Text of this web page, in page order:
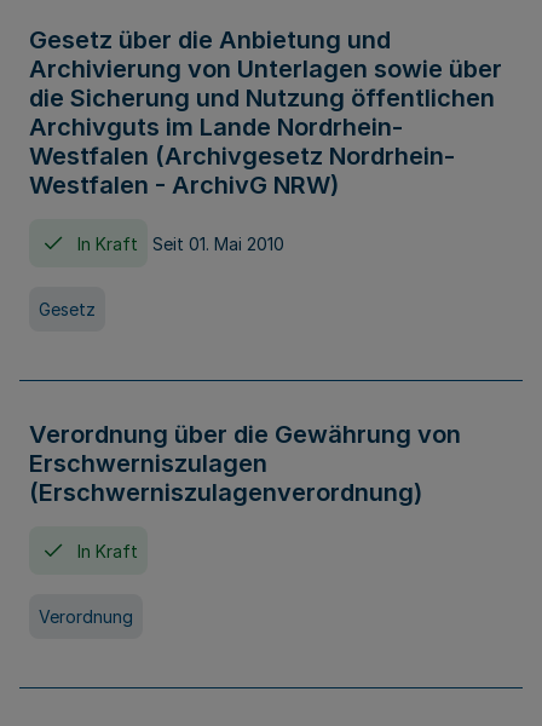
Gesetz über die Anbietung und
Archivierung von Unterlagen sowie über
die Sicherung und Nutzung öffentlichen
Archivguts im Lande Nordrhein-
Westfalen (Archivgesetz Nordrhein-
Westfalen - ArchivG NRW)
In Kraft Seit 01. Mai 2010
Gesetz
Verordnung über die Gewährung von
Erschwerniszulagen
(Erschwerniszulagenverordnung)
In Kraft
Verordnung